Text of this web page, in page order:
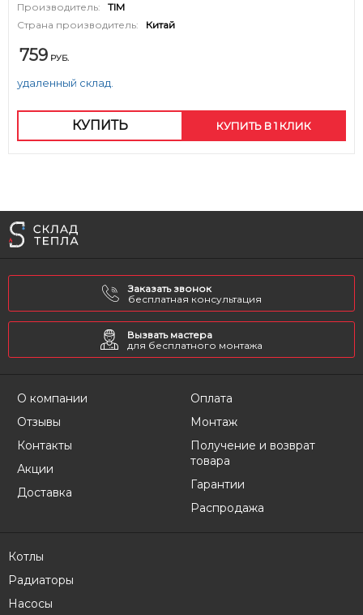
Производитель:
TIM
Страна производитель:
Китай
759 РУБ.
удаленный склад.
КУПИТЬ КУПИТЬ В 1 КЛИК
Заказать звонок
бесплатная консультация
Вызвать мастера
для бесплатного монтажа
О компании
Отзывы
Контакты
Акции
Доставка
Оплата
Монтаж
Получение и возврат
товара
Гарантии
Распродажа
Котлы
Радиаторы
Насосы